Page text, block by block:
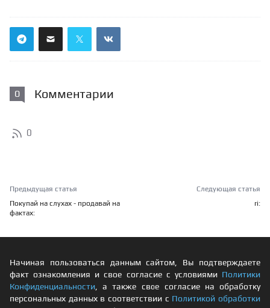
0 Комментарии
0
Предыдущая статья
Покупай на слухах - продавай на
фактах:
Следующая статья
ri:
Начиная пользоваться данным сайтом, Вы подтверждаете
факт ознакомления и свое согласие с условиями Политики
Конфиденциальности , а также свое согласие на обработку
персональных данных в соответствии с Политикой обработки